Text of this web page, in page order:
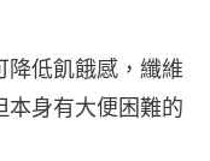
降低飢餓感，纖維
本身有大便困難的